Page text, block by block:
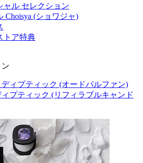
ャル セレクション
Choisya (ショワジャ)
トア特典
ィプティック (オードパルファン)
プティック (リフィラブルキャンド